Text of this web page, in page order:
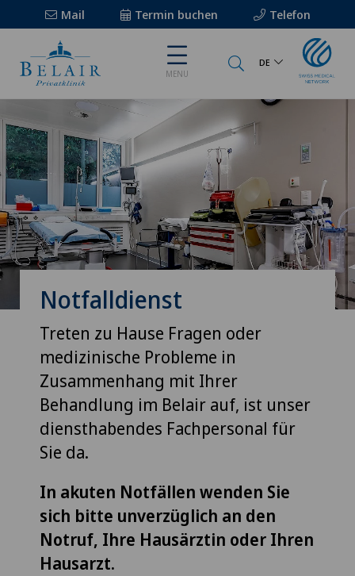
Mail Termin buchen Telefon
MENU
DE
Notfalldienst
Treten zu Hause Fragen oder
medizinische Probleme in
Zusammenhang mit Ihrer
Behandlung im Belair auf, ist unser
diensthabendes Fachpersonal für
Sie da.
In akuten Notfällen wenden Sie
sich bitte unverzüglich an den
Notruf, Ihre Hausärztin oder Ihren
Hausarzt.